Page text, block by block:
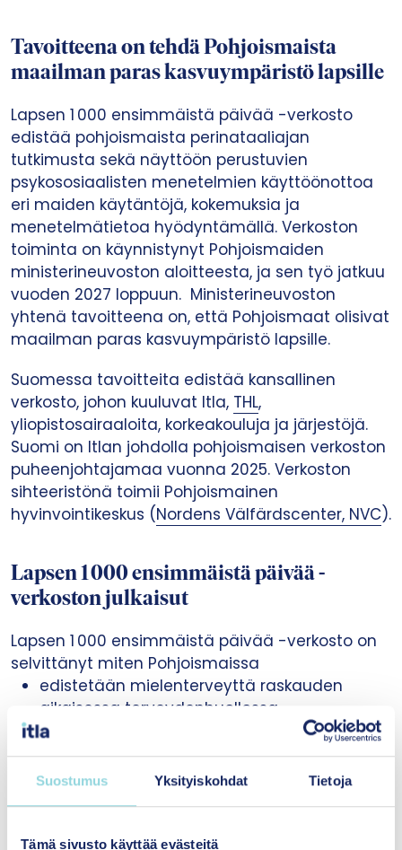
Suostumus Yksityiskohdat Tietoja
Tämä sivusto käyttää evästeitä
Tavoitteena on tehdä Pohjoismaista
maailman paras kasvuympäristö lapsille
Lapsen 1 000 ensimmäistä päivää -verkosto
edistää pohjoismaista perinataaliajan
tutkimusta sekä näyttöön perustuvien
psykososiaalisten menetelmien käyttöönottoa
eri maiden käytäntöjä, kokemuksia ja
menetelmätietoa hyödyntämällä. Verkoston
toiminta on käynnistynyt Pohjoismaiden
ministerineuvoston aloitteesta, ja sen työ jatkuu
vuoden 2027 loppuun. ​ Ministerineuvoston
yhtenä tavoitteena on, että Pohjoismaat olisivat
maailman paras kasvuympäristö lapsille.
Suomessa tavoitteita edistää kansallinen
verkosto, johon kuuluvat Itla, THL,
yliopistosairaaloita, korkeakouluja ja järjestöjä.
Suomi on Itlan johdolla pohjoismaisen verkoston
puheenjohtajamaa vuonna 2025. ​Verkoston
sihteeristönä toimii Pohjoismainen
hyvinvointikeskus (Nordens Välfärdscenter, NVC).
Lapsen1 000 ensimmäistä päivää -
verkoston julkaisut
Lapsen 1 000 ensimmäistä päivää -verkosto on
selvittänyt miten Pohjoismaissa
edistetään mielenterveyttä raskauden
aikaisessa terveydenhuollossa
tuetaan vauvan ja vanhemman turvallisen
kiintymissuhteen muodostamista
tunnistetaan riskitekijöitä ja vastataan niihin
ja esikoulussa.